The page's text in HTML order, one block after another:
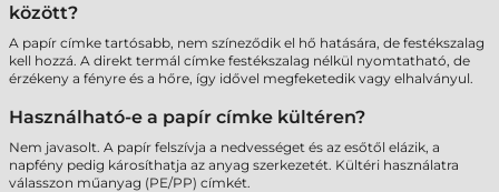
között?
A papír címke tartósabb, nem színeződik el hő hatására, de festékszalag
kell hozzá. A direkt termál címke festékszalag nélkül nyomtatható, de
érzékeny a fényre és a hőre, így idővel megfeketedik vagy elhalványul.
Használható-e a papír címke kültéren?
Nem javasolt. A papír felszívja a nedvességet és az esőtől elázik, a
napfény pedig károsíthatja az anyag szerkezetét. Kültéri használatra
válasszon műanyag (PE/PP) címkét.